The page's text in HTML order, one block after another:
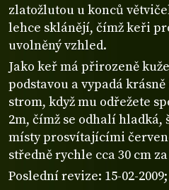
zlatožlutou u konců
lehce sklánějí, čímž keři
uvolněný vzhled.
Jako keř má přirozeně
podstavou a vypadá
strom, když mu odřežete
2m, čímž se odhalí hladká,
místy prosvítajícími
středně rychle cca 30 cm
Poslední revize: 15-02-2009;